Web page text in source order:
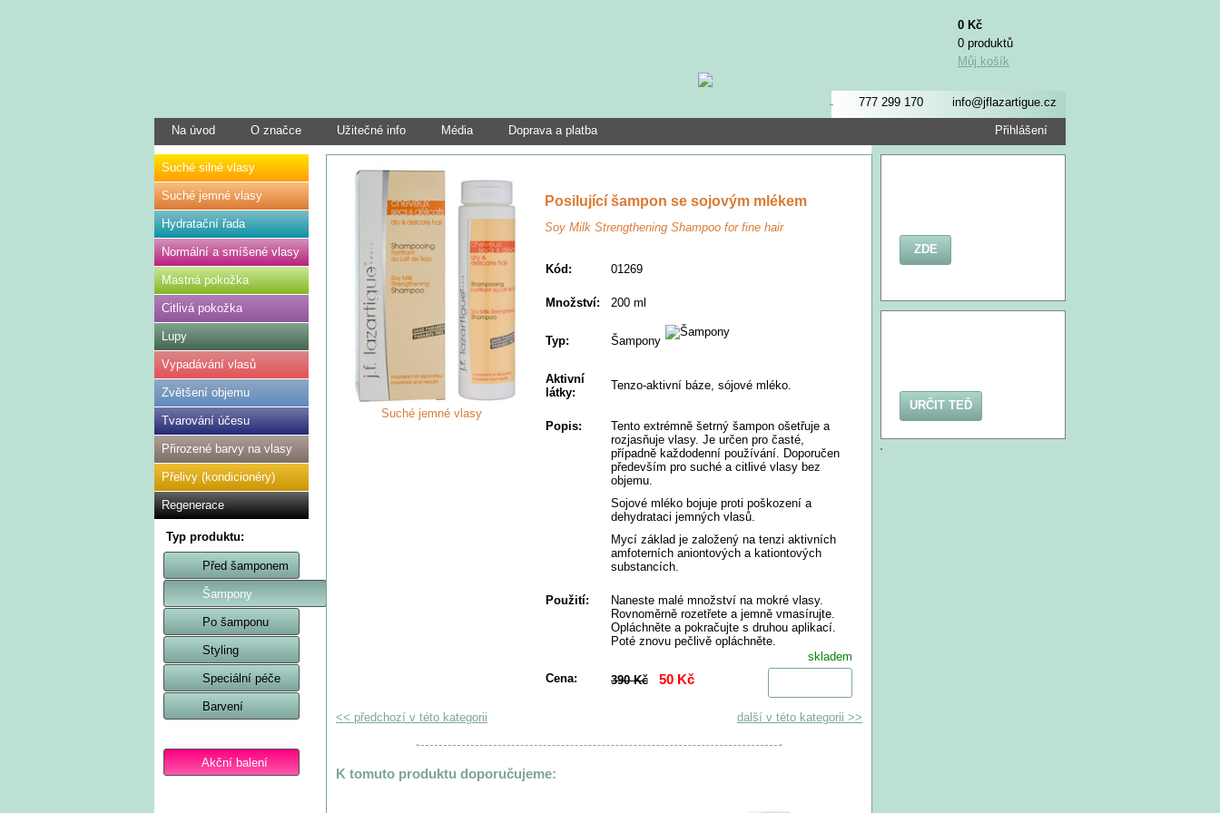
0 Kč
0 produktů
Můj košík
777 299 170 info@jflazartigue.cz
Na úvod O značce Užitečné info Média Doprava a platba Přihlášení
ZDE
URČIT TEĎ
Suché silné vlasy
Suché jemné vlasy
Hydratační řada
Normální a smíšené vlasy
Mastná pokožka
Citlivá pokožka
Lupy
Vypadávání vlasů
Zvětšení objemu
Tvarování účesu
Přirozené barvy na vlasy
Přelivy (kondicionéry)
Regenerace
Typ produktu:
Před šamponem
Šampony
Po šamponu
Styling
Speciální péče
Barvení
Akční balení
Suché jemné vlasy
Posilující šampon se sojovým mlékem
Soy Milk Strengthening Shampoo for fine hair
Kód: 01269
Množství: 200 ml
Typ: Šampony
Aktivní
látky:
Tenzo-aktivní báze, sójové mléko.
Popis:
Tento extrémně šetrný šampon ošetřuje a
rozjasňuje vlasy. Je určen pro časté,
případně každodenní používání. Doporučen
především pro suché a citlivé vlasy bez
objemu.
Sojové mléko bojuje proti poškození a
dehydrataci jemných vlasů.
Mycí základ je založený na tenzi aktivních
amfoterních aniontových a kationtových
substancích.
Použití:
Naneste malé množství na mokré vlasy.
Rovnoměrně rozetřete a jemně vmasírujte.
Opláchněte a pokračujte s druhou aplikací.
Poté znovu pečlivě opláchněte.
Cena: 390 Kč 50 Kč
skladem
<< předchozí v této kategorii další v této kategorii >>
K tomuto produktu doporučujeme: